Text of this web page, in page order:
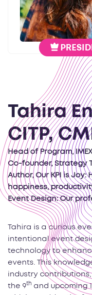
Tahira
CITP,
Head of Program,
Co-founder, Strategy
Author, Our KPI is
happiness,
Event Design: Our
Tahira is a curious
intentional event
technology to
events. This
industry
the 9th and upcoming